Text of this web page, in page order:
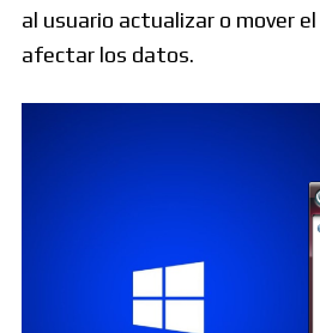
al usuario actualizar o mover
afectar los datos.